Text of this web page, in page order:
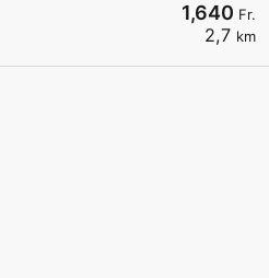
1,640 Fr.
2,7 km